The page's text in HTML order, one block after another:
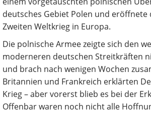
deutsches Gebiet Polen und eröffnete
Zweiten Weltkrieg in Europa.
Die polnische Armee zeigte sich den
moderneren deutschen Streitkräften
und brach nach wenigen Wochen
Britannien und Frankreich erklärten
Krieg – aber vorerst blieb es bei der
Offenbar waren noch nicht alle